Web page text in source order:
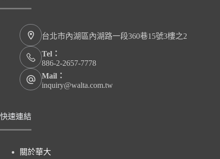
台北市內湖區內湖路一段360巷15號3樓之2
Tel：
886-2-2657-7778
Mail：
inquiry@walta.com.tw
快速連結
關於華大